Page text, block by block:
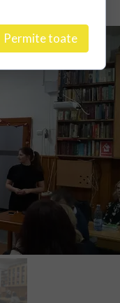
Permite toate